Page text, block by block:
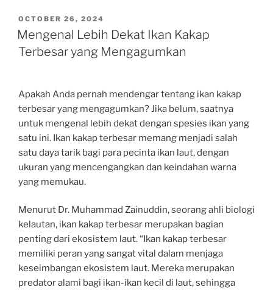
POSTED
ON
OCTOBER 26, 2024
Mengenal Lebih Dekat Ikan Kakap
Terbesar yang Mengagumkan
Apakah Anda pernah mendengar tentang ikan kakap
terbesar yang mengagumkan? Jika belum, saatnya
untuk mengenal lebih dekat dengan spesies ikan yang
satu ini. Ikan kakap terbesar memang menjadi salah
satu daya tarik bagi para pecinta ikan laut, dengan
ukuran yang mencengangkan dan keindahan warna
yang memukau.
Menurut Dr. Muhammad Zainuddin, seorang ahli biologi
kelautan, ikan kakap terbesar merupakan bagian
penting dari ekosistem laut. “Ikan kakap terbesar
memiliki peran yang sangat vital dalam menjaga
keseimbangan ekosistem laut. Mereka merupakan
predator alami bagi ikan-ikan kecil di laut, sehingga